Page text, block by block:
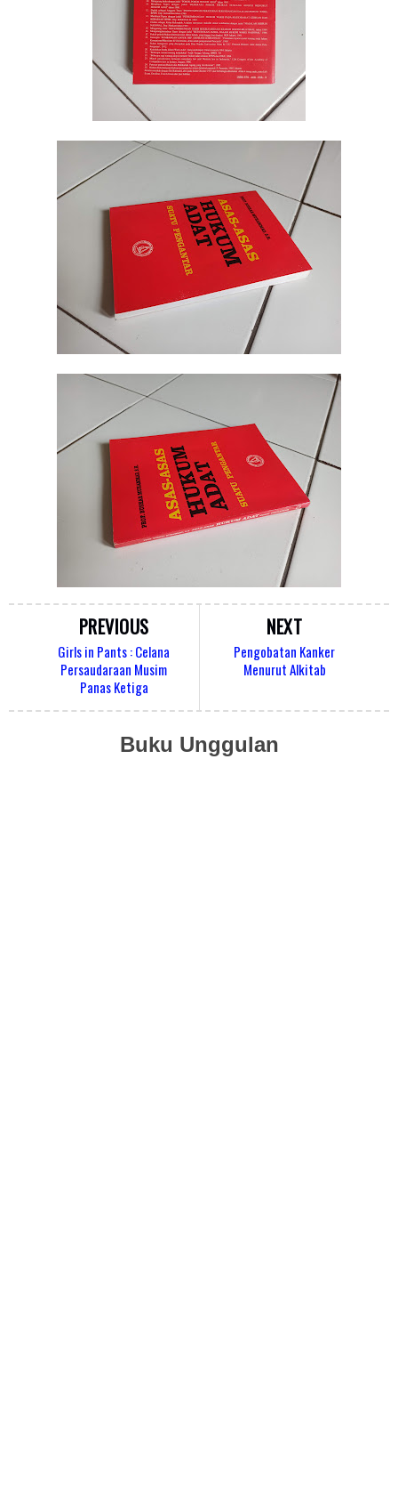
NEXT
Pengobatan Kanker
Menurut Alkitab
PREVIOUS
Girls in Pants : Celana
Persaudaraan Musim
Panas Ketiga
Buku Unggulan